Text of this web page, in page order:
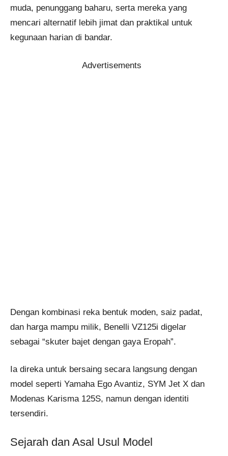
muda, penunggang baharu, serta mereka yang
mencari alternatif lebih jimat dan praktikal untuk
kegunaan harian di bandar.
Advertisements
Dengan kombinasi reka bentuk moden, saiz padat,
dan harga mampu milik, Benelli VZ125i digelar
sebagai “skuter bajet dengan gaya Eropah”.
Ia direka untuk bersaing secara langsung dengan
model seperti Yamaha Ego Avantiz, SYM Jet X dan
Modenas Karisma 125S, namun dengan identiti
tersendiri.
Sejarah dan Asal Usul Model